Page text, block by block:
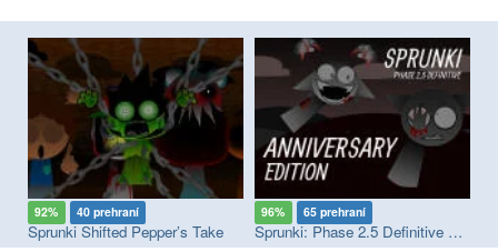
92% 40 prehraní
Sprunki Shifted Pepper’s Take
96% 65 prehraní
Sprunki: Phase 2.5 Definitive Edition